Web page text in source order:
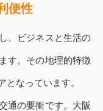
便性
、ビジネスと生活の
す。その地理的特徴
なっています。
通の要衝です。大阪